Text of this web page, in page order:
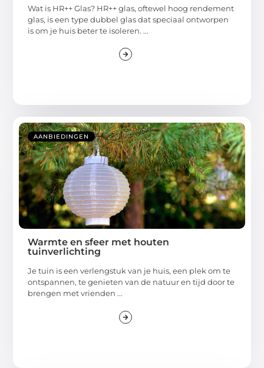
Wat is HR++ Glas? HR++ glas, oftewel hoog rendement
glas, is een type dubbel glas dat speciaal ontworpen
is om je huis beter te isoleren. ...
AANBIEDINGEN
Warmte en sfeer met houten
tuinverlichting
Je tuin is een verlengstuk van je huis, een plek om te
ontspannen, te genieten van de natuur en tijd door te
brengen met vrienden ...